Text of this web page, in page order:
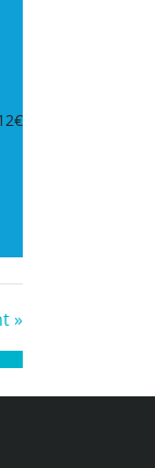
»